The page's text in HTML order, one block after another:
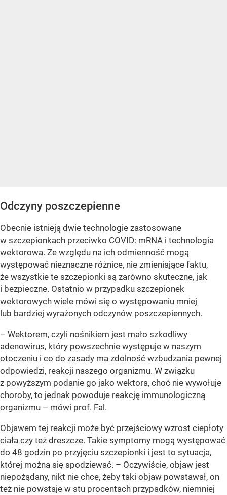
Odczyny poszczepienne
Obecnie istnieją dwie technologie zastosowane
w szczepionkach przeciwko COVID: mRNA i technologia
wektorowa. Ze względu na ich odmienność mogą
występować nieznaczne różnice, nie zmieniające faktu,
że wszystkie te szczepionki są zarówno skuteczne, jak
i bezpieczne. Ostatnio w przypadku szczepionek
wektorowych wiele mówi się o występowaniu mniej
lub bardziej wyrażonych odczynów poszczepiennych.
– Wektorem, czyli nośnikiem jest mało szkodliwy
adenowirus, który powszechnie występuje w naszym
otoczeniu i co do zasady ma zdolność wzbudzania pewnej
odpowiedzi, reakcji naszego organizmu. W związku
z powyższym podanie go jako wektora, choć nie wywołuje
choroby, to jednak powoduje reakcję immunologiczną
organizmu – mówi prof. Fal.
Objawem tej reakcji może być przejściowy wzrost ciepłoty
ciała czy też dreszcze. Takie symptomy mogą występować
do 48 godzin po przyjęciu szczepionki i jest to sytuacja,
której można się spodziewać. – Oczywiście, objaw jest
niepożądany, nikt nie chce, żeby taki objaw powstawał, on
też nie powstaje w stu procentach przypadków, niemniej